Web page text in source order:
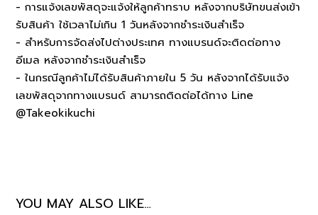
- การแจ้งเลขพัสดุจะแจ้งให้ลูกค้าทราบ หลังจากบริษัทขนส่งเข้า
รับสินค้า ใช้เวลาไม่เกิน 1 วันหลังจากชำระเงินสำเร็จ
- สำหรับการจัดส่งไปต่างประเทศ ทางแบรนด์จะติดต่อทาง
อีเมล หลังจากชำระเงินสำเร็จ
- ในกรณีลูกค้าไม่ได้รับสินค้าภายใน 5 วัน หลังจากได้รับแจ้ง
เลขพัสดุจากทางแบรนด์ สามารถติดต่อได้ทาง Line
@Takeokikuchi
YOU MAY ALSO LIKE…